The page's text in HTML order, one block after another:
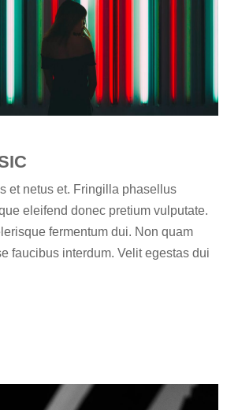
et netus et. Fringilla phasellus
eleifend donec pretium vulputate.
fermentum dui. Non quam
faucibus interdum. Velit egestas dui